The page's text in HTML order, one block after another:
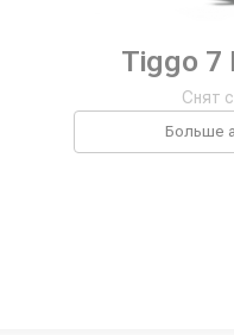
Tiggo 7
Снят
Больше